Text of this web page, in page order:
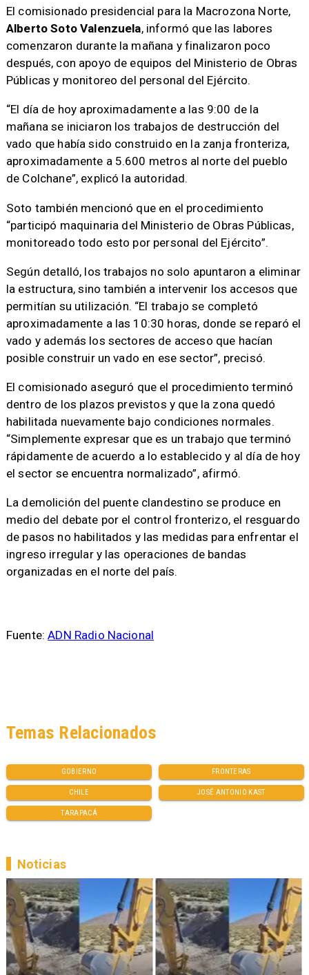
El comisionado presidencial para la Macrozona Norte,
Alberto Soto Valenzuela, informó que las labores
comenzaron durante la mañana y finalizaron poco
después, con apoyo de equipos del Ministerio de Obras
Públicas y monitoreo del personal del Ejército.
“El día de hoy aproximadamente a las 9:00 de la
mañana se iniciaron los trabajos de destrucción del
vado que había sido construido en la zanja fronteriza,
aproximadamente a 5.600 metros al norte del pueblo
de Colchane”, explicó la autoridad.
Soto también mencionó que en el procedimiento
“participó maquinaria del Ministerio de Obras Públicas,
monitoreado todo esto por personal del Ejército”.
Según detalló, los trabajos no solo apuntaron a eliminar
la estructura, sino también a intervenir los accesos que
permitían su utilización. “El trabajo se completó
aproximadamente a las 10:30 horas, donde se reparó el
vado y además los sectores de acceso que hacían
posible construir un vado en ese sector”, precisó.
El comisionado aseguró que el procedimiento terminó
dentro de los plazos previstos y que la zona quedó
habilitada nuevamente bajo condiciones normales.
“Simplemente expresar que es un trabajo que terminó
rápidamente de acuerdo a lo establecido y al día de hoy
el sector se encuentra normalizado”, afirmó.
La demolición del puente clandestino se produce en
medio del debate por el control fronterizo, el resguardo
de pasos no habilitados y las medidas para enfrentar el
ingreso irregular y las operaciones de bandas
organizadas en el norte del país.
Fuente:ADN Radio Nacional
GOBIERNO FRONTERAS
CHILE JOSÉ ANTONIO KAST
TARAPACÁ
Temas Relacionados
Noticias